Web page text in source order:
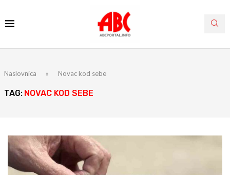
Naslovnica » Novac kod sebe
TAG: NOVAC KOD SEBE